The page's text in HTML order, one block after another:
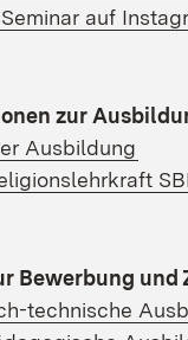
auf
zur
Ausbildung
Bewerbung und
technische